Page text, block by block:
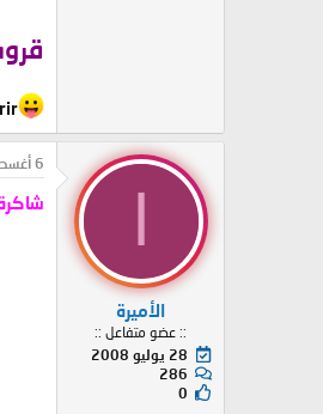
الأميرة
:: عضو متفاعل ::
28 يوليو 2008
286
0
6 أغسطس 2008